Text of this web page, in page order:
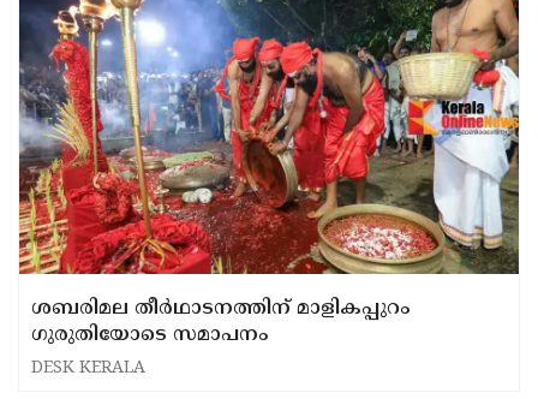
ശബരിമല തീര്‍ഥാടനത്തിന് മാളികപ്പുറം
ഗുരുതിയോടെ സമാപനം
DESK KERALA